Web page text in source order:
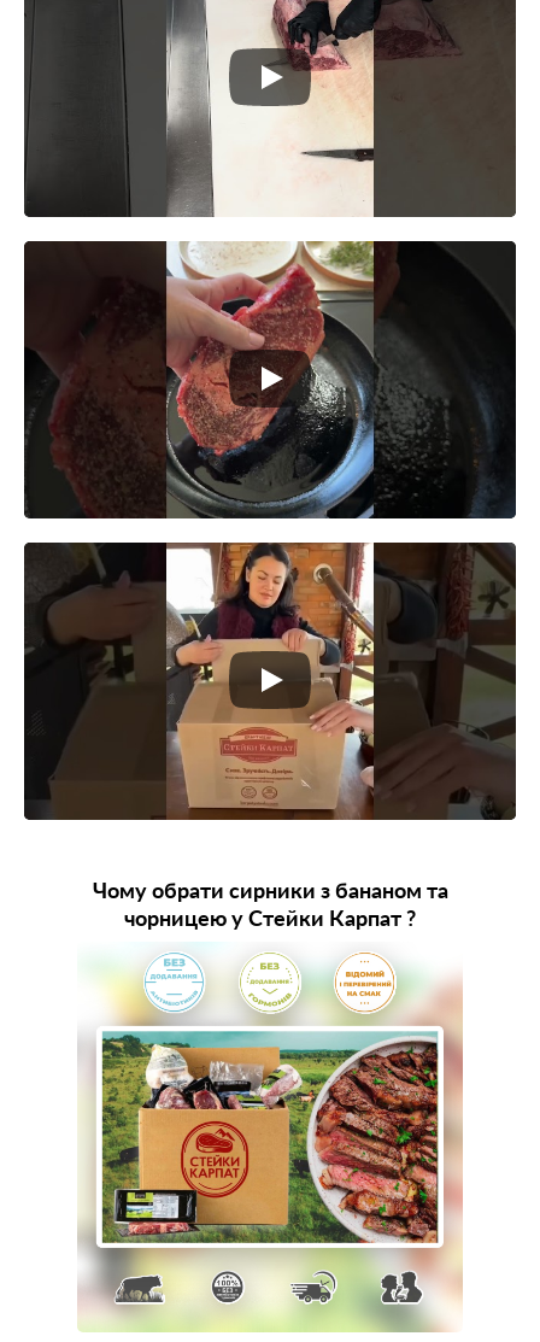
Чому обрати сирники з бананом та
чорницею у Стейки Карпат ?